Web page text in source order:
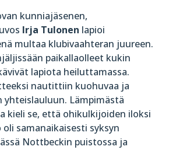
kunniajäsenen,
Irja Tulonen lapioi
multaa klubivaahteran juureen.
paikallaolleet kukin
lapiota heiluttamassa.
nautittiin kuohuvaa ja
Lämpimästä
kieli se, että ohikulkijoiden iloksi
samanaikaisesti syksyn
Nottbeckin puistossa ja